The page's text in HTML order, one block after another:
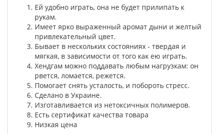
Ей удобно играть, она не будет прилипать к
рукам.
Имеет ярко выраженный аромат дыни и желтый
привлекательный цвет.
Бывает в нескольких состояниях - твердая и
мягкая, в зависимости от того как ею играть.
Хендгам можно поддавать любым нагрузкам: он
рвется, ломается, режется.
Помогает снять усталость, и побороть стресс.
Сделано в Украине.
Изготавливается из нетоксичных полимеров.
Есть сертификат качества товара
Низкая цена